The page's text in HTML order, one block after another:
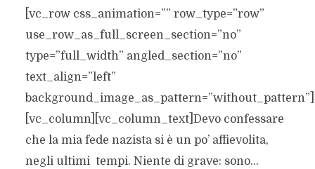
[vc_row css_animation=”” row_type=”row”
use_row_as_full_screen_section=”no”
type=”full_width” angled_section=”no”
text_align=”left”
background_image_as_pattern=”without_pattern”]
[vc_column][vc_column_text]Devo confessare
che la mia fede nazista si è un po’ affievolita,
negli ultimi tempi. Niente di grave: sono...